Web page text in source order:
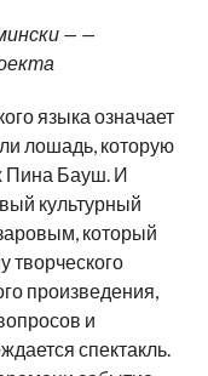
— —
языка означает
лошадь, которую
Пина Бауш. И
культурный
который
творческого
произведения,
и
спектакль.